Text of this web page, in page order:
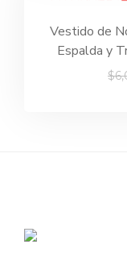
Vestido de
Espalda y
$